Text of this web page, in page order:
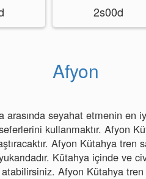
2s00d
Afyon
arasında seyahat etmenin en
kullanmaktır. Afyon
Afyon Kütahya tren
Kütahya içinde ve
Afyon Kütahya